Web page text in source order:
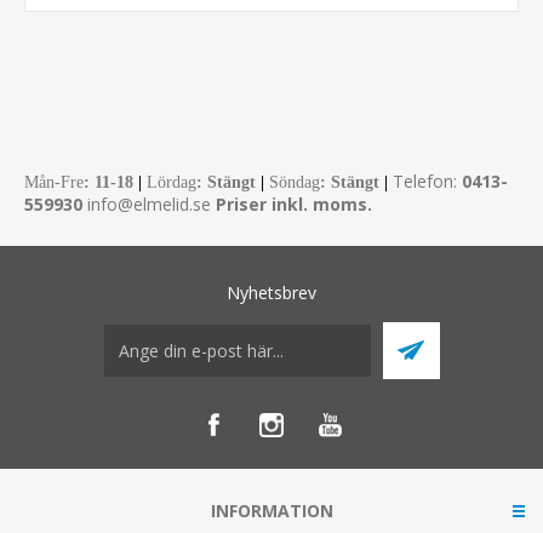
Mån-Fre: 11-18 Lördag: Stängt Söndag: Stängt Telefon: 0413-
559930 info@elmelid.se Priser inkl. moms.
Nyhetsbrev
INFORMATION